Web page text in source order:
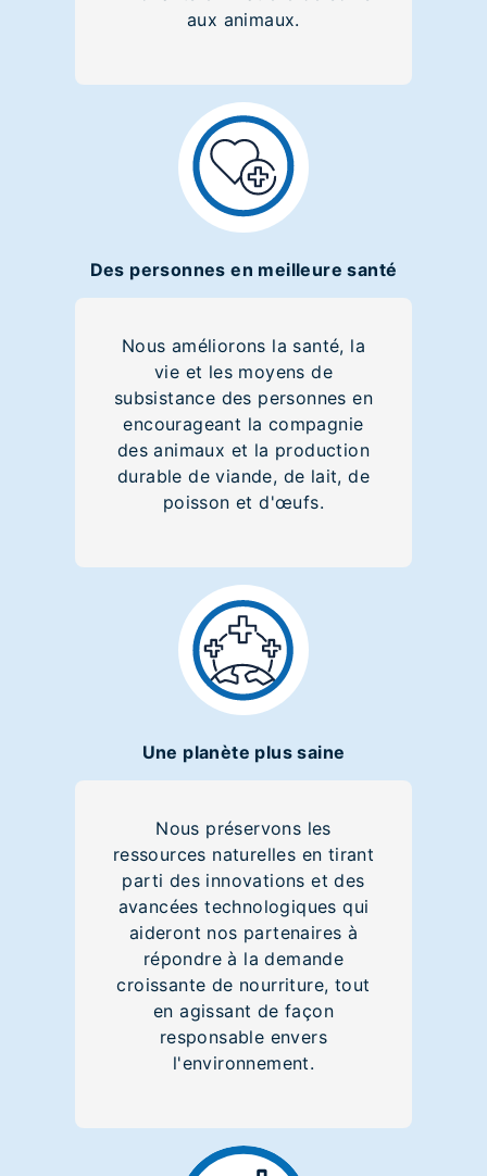
aux animaux.
Des personnes en meilleure santé
Nous améliorons la santé, la
vie et les moyens de
subsistance des personnes en
encourageant la compagnie
des animaux et la production
durable de viande, de lait, de
poisson et d'œufs.
Une planète plus saine
Nous préservons les
ressources naturelles en tirant
parti des innovations et des
avancées technologiques qui
aideront nos partenaires à
répondre à la demande
croissante de nourriture, tout
en agissant de façon
responsable envers
l'environnement.